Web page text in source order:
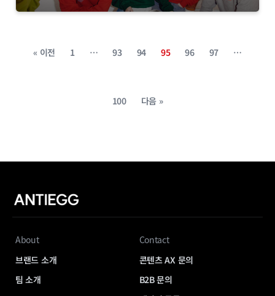
« 이전 1 … 93 94 95 96 97 …
100 다음 »
About
브랜드 소개
팀 소개
Contact
콘텐츠 AX 문의
B2B 문의